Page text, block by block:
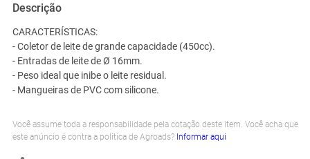
Descrição
CARACTERÍSTICAS:
- Coletor de leite de grande capacidade (450cc).
- Entradas de leite de Ø 16mm.
- Peso ideal que inibe o leite residual.
- Mangueiras de PVC com silicone.
Você assume toda a responsabilidade pela cotação deste item. Você acha que
este anúncio é contra a política de Agroads? Informar aqui